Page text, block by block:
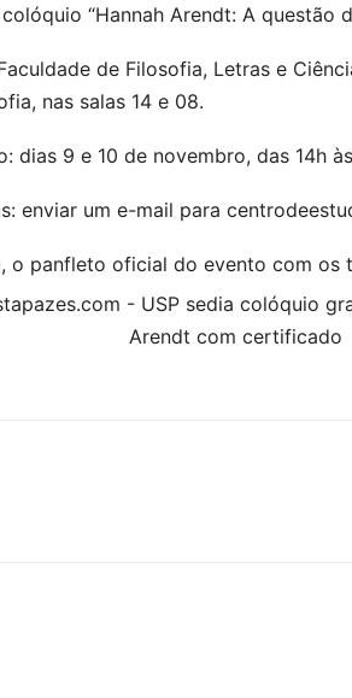
“Hannah Arendt: A questão
de Filosofia, Letras e
nas salas 14 e 08.
dias 9 e 10 de novembro, das 14h
enviar um e-mail para
o panfleto oficial do evento com os